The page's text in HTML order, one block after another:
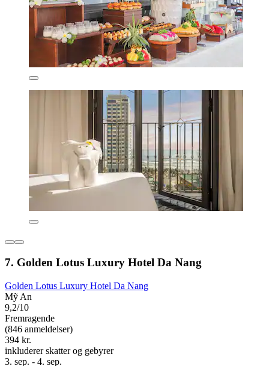
7. Golden Lotus Luxury Hotel Da Nang
Golden Lotus Luxury Hotel Da Nang
Mỹ An
9,2/10
Fremragende
(846 anmeldelser)
394 kr.
inkluderer skatter og gebyrer
3. sep. - 4. sep.